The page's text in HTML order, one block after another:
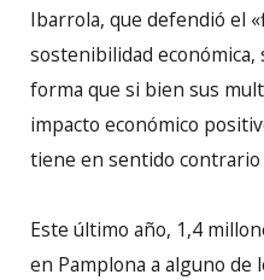
Ibarrola, que defendió el
sostenibilidad económica,
forma que si bien sus
impacto económico
tiene en sentido
Este último año, 1,4
en Pamplona a alguno de